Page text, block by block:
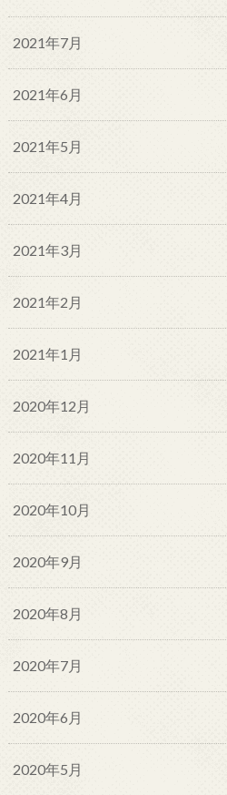
2021年7月
2021年6月
2021年5月
2021年4月
2021年3月
2021年2月
2021年1月
2020年12月
2020年11月
2020年10月
2020年9月
2020年8月
2020年7月
2020年6月
2020年5月